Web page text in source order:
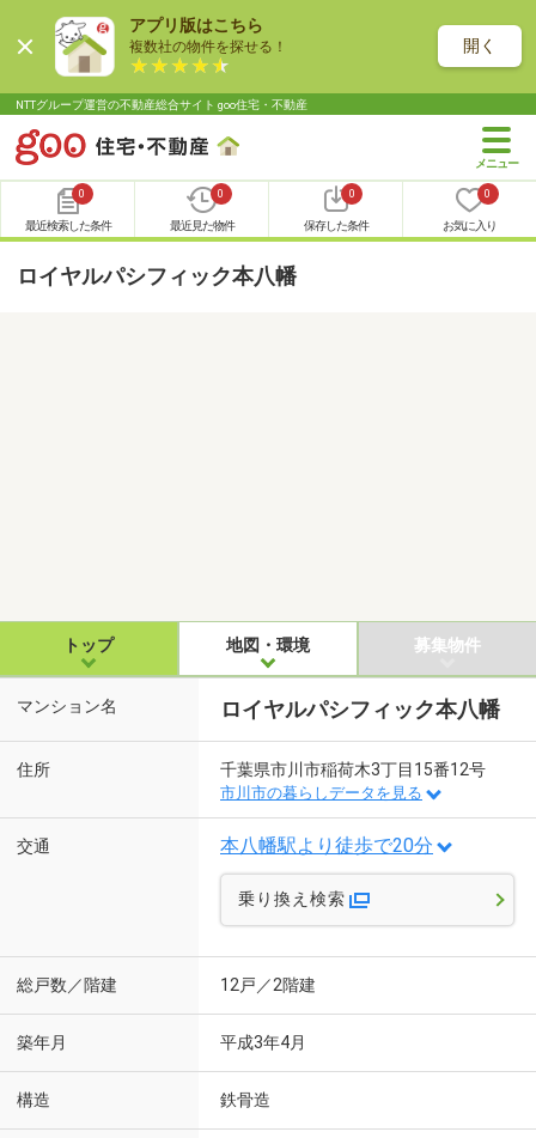
アプリ版はこちら
複数社の物件を探せる！ 開く
NTTグループ運営の不動産総合サイト goo住宅・不動産
0
最近検索した条件
0
最近見た物件
0
保存した条件
0
お気に入り
ロイヤルパシフィック本八幡
トップ 地図・環境 募集物件
マンション名 ロイヤルパシフィック本八幡
住所 千葉県市川市稲荷木3丁目15番12号
市川市の暮らしデータを見る
交通 本八幡駅より徒歩で20分
乗り換え検索
総戸数／階建 12戸／2階建
築年月 平成3年4月
構造 鉄骨造